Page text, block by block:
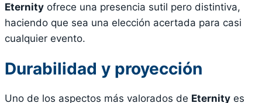
Eternity ofrece una presencia sutil pero distintiva,
haciendo que sea una elección acertada para casi
cualquier evento.
Durabilidad y proyección
Uno de los aspectos más valorados de Eternity es